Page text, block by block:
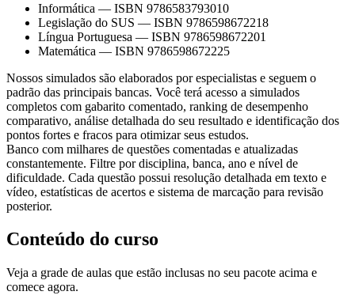
Informática — ISBN 9786583793010
Legislação do SUS — ISBN 9786598672218
Língua Portuguesa — ISBN 9786598672201
Matemática — ISBN 9786598672225
Nossos simulados são elaborados por especialistas e seguem o
padrão das principais bancas. Você terá acesso a simulados
completos com gabarito comentado, ranking de desempenho
comparativo, análise detalhada do seu resultado e identificação dos
pontos fortes e fracos para otimizar seus estudos.
Banco com milhares de questões comentadas e atualizadas
constantemente. Filtre por disciplina, banca, ano e nível de
dificuldade. Cada questão possui resolução detalhada em texto e
vídeo, estatísticas de acertos e sistema de marcação para revisão
posterior.
Conteúdo do curso
Veja a grade de aulas que estão inclusas no seu pacote acima e
comece agora.